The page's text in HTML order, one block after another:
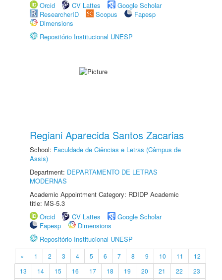
Orcid
CV Lattes
Google Scholar
ResearcherID
Scopus
Fapesp
Dimensions
Repositório Institucional UNESP
Regiani Aparecida Santos Zacarias
School: Faculdade de Ciências e Letras (Câmpus de
Assis)
Department: DEPARTAMENTO DE LETRAS
MODERNAS
Academic Appointment Category: RDIDP Academic
title: MS-5.3
Orcid
CV Lattes
Google Scholar
Fapesp
Dimensions
Repositório Institucional UNESP
« 1 2 3 4 5 6 7 8 9 10 11
12
13
14 15 16 17 18 19 20 21 22
23